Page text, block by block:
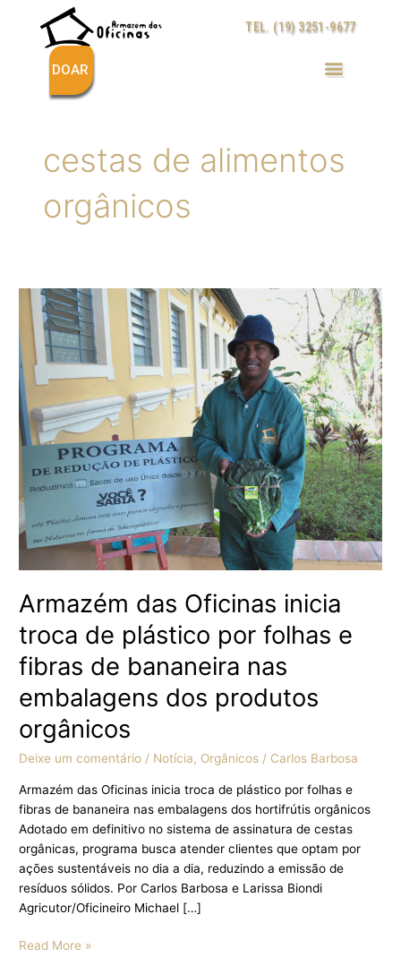
conteúdo
TEL. (19) 3251-9677
DOAR
cestas de alimentos
orgânicos
Armazém das Oficinas inicia
troca de plástico por folhas e
fibras de bananeira nas
embalagens dos produtos
orgânicos
Deixe um comentário / Notícia, Orgânicos / Carlos Barbosa
Armazém das Oficinas inicia troca de plástico por folhas e
fibras de bananeira nas embalagens dos hortifrútis orgânicos
Adotado em definitivo no sistema de assinatura de cestas
orgânicas, programa busca atender clientes que optam por
ações sustentáveis no dia a dia, reduzindo a emissão de
resíduos sólidos. Por Carlos Barbosa e Larissa Biondi
Agricutor/Oficineiro Michael […]
Armazém
das
Oficinas
inicia
troca
de
plástico
por
fibras
de
bananeira
nas
embalagens
dos
produtos
orgânicos
Read More »